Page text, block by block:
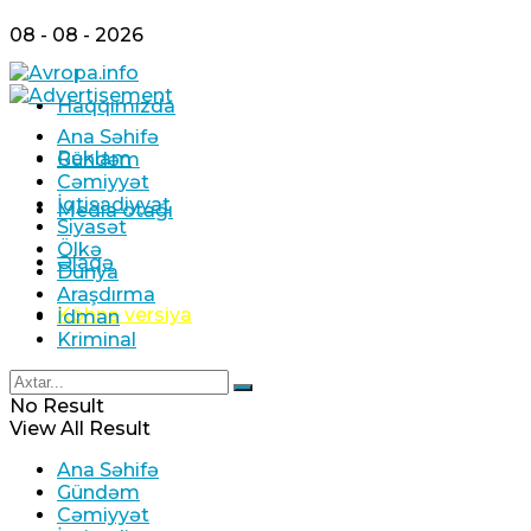
08 - 08 - 2026
Haqqımızda
Reklam
Media otağı
Əlaqə
Köhnə versiya
Ana Səhifə
Gündəm
Cəmiyyət
İqtisadiyyat
Siyasət
Ölkə
Dünya
Araşdırma
İdman
Kriminal
No Result
View All Result
Ana Səhifə
Gündəm
Cəmiyyət
Prezident Ərdoğan Səudiyyə Ərəbistanına
gedib
07 Avqust 2026 / 9:03
Husilər Səudiyyə Ərəbistanını raket atəşinə
tutub- Yaralılar var
07 Avqust 2026 / 8:55